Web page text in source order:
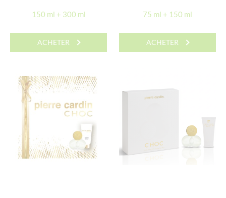
150 ml + 300 ml
ACHETER
75 ml + 150 ml
ACHETER